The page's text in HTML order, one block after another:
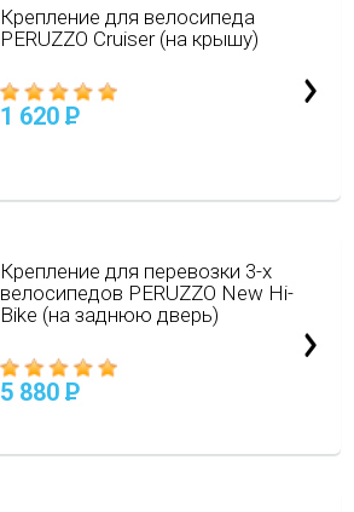
Крепление для велосипеда
PERUZZO Cruiser (на крышу)
1 620 P
Крепление для перевозки 3-х
велосипедов PERUZZO New Hi-
Bike (на заднюю дверь)
5 880 P